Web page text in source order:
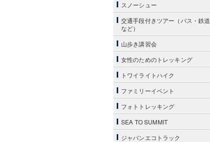
スノーシュー
交通手段付きツアー（バス・鉄道
など）
山歩き講習会
女性のためのトレッキング
トワイライトハイク
ファミリーイベント
フォトトレッキング
SEA TO SUMMIT
ジャパンエコトラック